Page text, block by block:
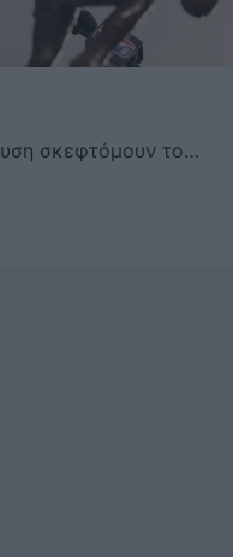
σκεφτόμουν το…